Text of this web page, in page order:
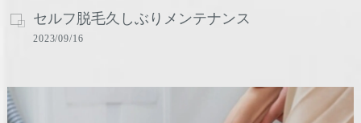
セルフ脱毛久しぶりメンテナンス
2023/09/16